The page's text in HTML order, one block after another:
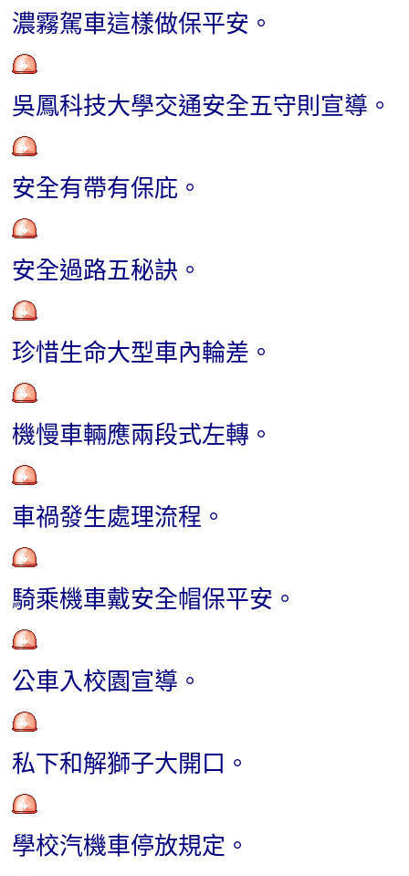
濃霧駕車這樣做保平安。
吳鳳科技大學交通安全五守則宣導 。
安全有帶有保庇。
安全過路五秘訣 。
珍惜生命大型車內輪差。
機慢車輛應兩段式左轉。
車禍發生處理流程。
騎乘機車戴安全帽保平安。
公車入校園宣導。
私下和解獅子大開口。
學校汽機車停放規定。